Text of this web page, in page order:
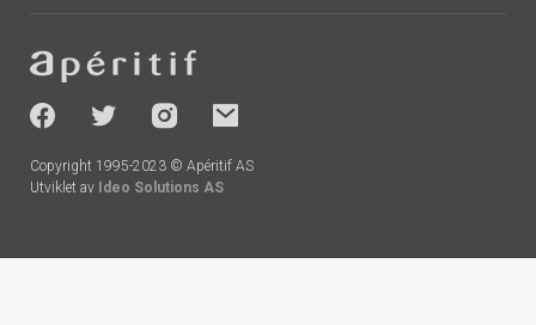
-
socials
Copyright 1995-2023 © Apéritif AS
Utviklet av Ideo Solutions AS